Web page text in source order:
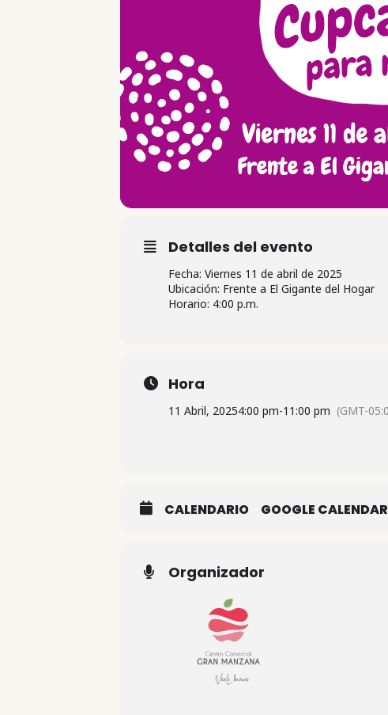
Detalles del evento
Fecha: Viernes 11 de abril de 2025
Ubicación: Frente a El Gigante del Hogar
Horario: 4:00 p.m.
Hora
11 Abril, 20254:00 pm-11:00 pm (GMT-
CALENDARIO GOOGLE CALENDAR
Organizador